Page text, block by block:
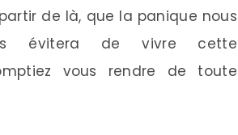
de là, que la panique nous
évitera de vivre cette
vous rendre de toute